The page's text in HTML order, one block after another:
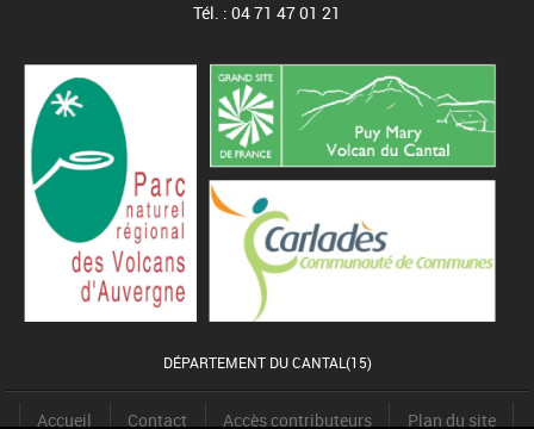
Tél. : 04 71 47 01 21
DÉPARTEMENT DU CANTAL(15)
Accueil Contact Accès contributeurs Plan du site